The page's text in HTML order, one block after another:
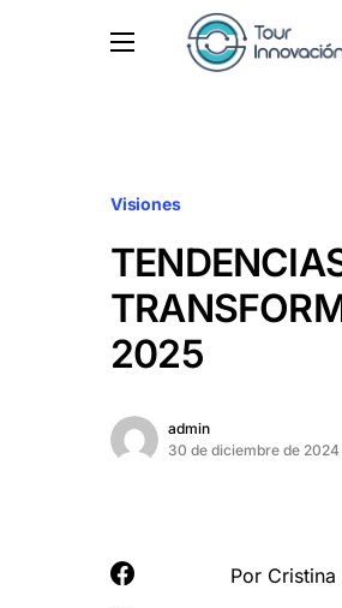
Visiones
2025
admin
30 de diciembre de 2024
Por